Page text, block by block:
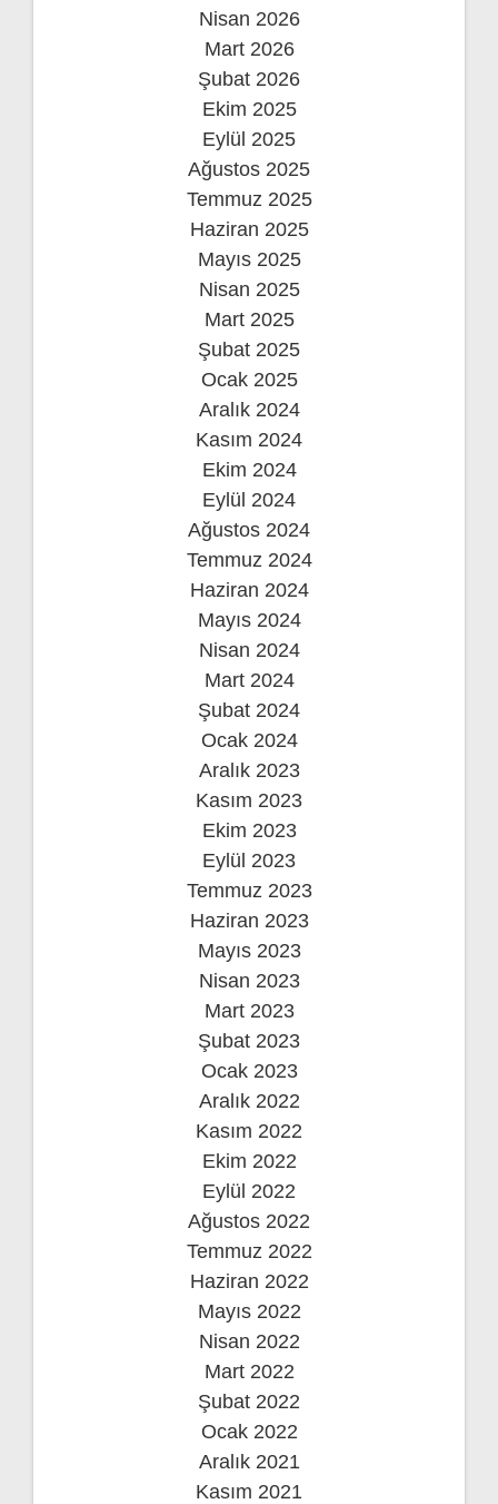
Nisan 2026
Mart 2026
Şubat 2026
Ekim 2025
Eylül 2025
Ağustos 2025
Temmuz 2025
Haziran 2025
Mayıs 2025
Nisan 2025
Mart 2025
Şubat 2025
Ocak 2025
Aralık 2024
Kasım 2024
Ekim 2024
Eylül 2024
Ağustos 2024
Temmuz 2024
Haziran 2024
Mayıs 2024
Nisan 2024
Mart 2024
Şubat 2024
Ocak 2024
Aralık 2023
Kasım 2023
Ekim 2023
Eylül 2023
Temmuz 2023
Haziran 2023
Mayıs 2023
Nisan 2023
Mart 2023
Şubat 2023
Ocak 2023
Aralık 2022
Kasım 2022
Ekim 2022
Eylül 2022
Ağustos 2022
Temmuz 2022
Haziran 2022
Mayıs 2022
Nisan 2022
Mart 2022
Şubat 2022
Ocak 2022
Aralık 2021
Kasım 2021